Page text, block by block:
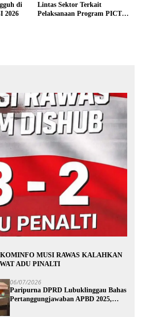
di
2026
Lintas Sektor Terkait
Pelaksanaan Program PICT
MUSI RAWAS KALAHKAN
ADU PINALTI
06/07/2026
Paripurna DPRD Lubuklinggau Bahas
Pertanggungjawaban APBD 2025,